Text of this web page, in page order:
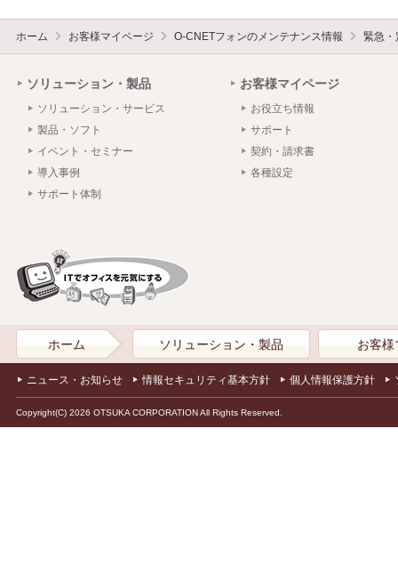
ホーム お客様マイページ O-CNETフォンのメンテナンス情報 緊急・
ソリューション・製品
ソリューション・サービス
製品・ソフト
イベント・セミナー
導入事例
サポート体制
お客様マイページ
お役立ち情報
サポート
契約・請求書
各種設定
ホーム ソリューション・製品 お客様
ニュース・お知らせ 情報セキュリティ基本方針 個人情報保護方針
Copyright(C) 2026 OTSUKA CORPORATION All Rights Reserved.